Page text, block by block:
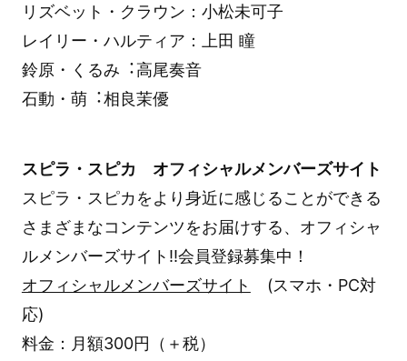
リズベット・クラウン：小松未可子
レイリー・ハルティア：上田 瞳
鈴原・くるみ︓高尾奏音
石動・萌︓相良茉優
スピラ・スピカ オフィシャルメンバーズサイト
スピラ・スピカをより身近に感じることができる
さまざまなコンテンツをお届けする、オフィシャ
ルメンバーズサイト!!会員登録募集中！
オフィシャルメンバーズサイト
(スマホ・PC対
応)
料金：月額300円（＋税）